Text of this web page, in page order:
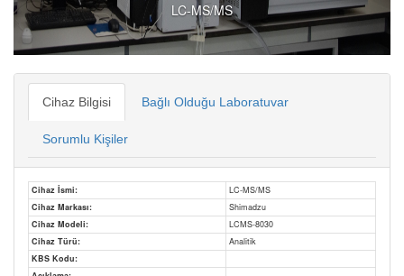
LC-MS/MS
Cihaz Bilgisi Bağlı Olduğu Laboratuvar
Sorumlu Kişiler
Cihaz İsmi:
LC-MS/MS
Cihaz Markası:
Shimadzu
Cihaz Modeli:
LCMS-8030
Cihaz Türü:
Analitik
KBS Kodu: